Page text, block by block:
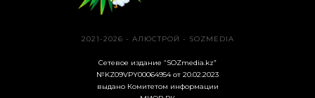
2021-2026 - АЛЮСТРОЙ - SOZMEDIA
Сетевое издание “SOZmedia.kz”
№KZ09VPY00064954 от 20.02.2023
выдано Комитетом информации